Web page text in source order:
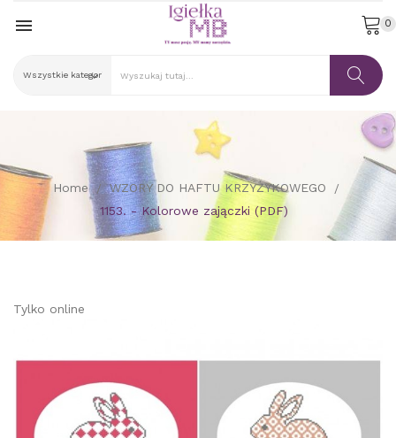
 0
Home
WZORY DO HAFTU KRZYŻYKOWEGO
1153. - Kolorowe zajączki (PDF)
Tylko online